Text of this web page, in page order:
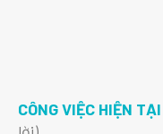
CÔNG VIỆC HIỆN TẠI